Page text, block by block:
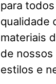
para
qualidade
materiais
de
estilos e